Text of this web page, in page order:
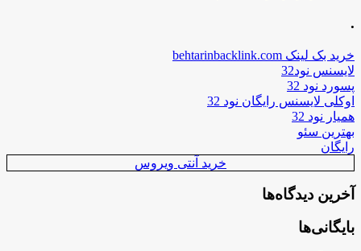
.
خرید بک لینک behtarinbacklink.com
لایسنس نود32
پسورد نود 32
اوکلی لایسنس رایگان نود 32
همیار نود 32
بهترین سئو
رایگان
خرید آنتی ویروس
آخرین دیدگاه‌ها
بایگانی‌ها